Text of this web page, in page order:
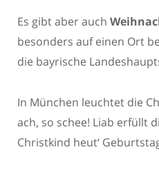
Es gibt aber auch
besonders auf einen Ort
die bayrische
In München leuchtet die
ach, so schee! Liab erfüllt
Christkind heut‘